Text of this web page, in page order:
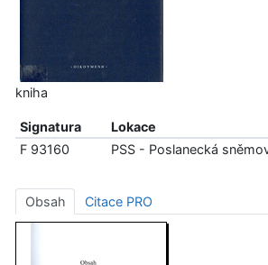
kniha
Signatura Lokace
F 93160
PSS - Poslanecká
Obsah Citace PRO